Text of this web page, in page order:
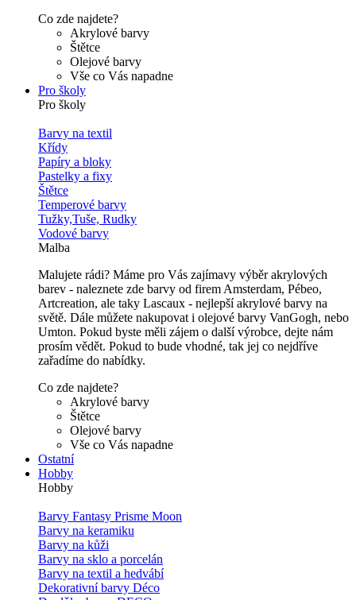
Co zde najdete?
Akrylové barvy
Štětce
Olejové barvy
Vše co Vás napadne
Pro školy
Pro školy
Barvy na textil
Křídy
Papíry a bloky
Pastelky a fixy
Štětce
Temperové barvy
Tužky,Tuše, Rudky
Vodové barvy
Malba
Malujete rádi? Máme pro Vás zajímavy výběr akrylových
barev - naleznete zde barvy od firem Amsterdam, Pébeo,
Artcreation, ale taky Lascaux - nejlepší akrylové barvy na
světě. Dále můžete nakupovat i olejové barvy VanGogh, nebo
Umton. Pokud byste měli zájem o další výrobce, dejte nám
prosím vědět. Pokud to bude vhodné, tak jej co nejdříve
zařadíme do nabídky.
Co zde najdete?
Akrylové barvy
Štětce
Olejové barvy
Vše co Vás napadne
Ostatní
Hobby
Hobby
Barvy Fantasy Prisme Moon
Barvy na keramiku
Barvy na kůži
Barvy na sklo a porcelán
Barvy na textil a hedvábí
Dekorativní barvy Déco